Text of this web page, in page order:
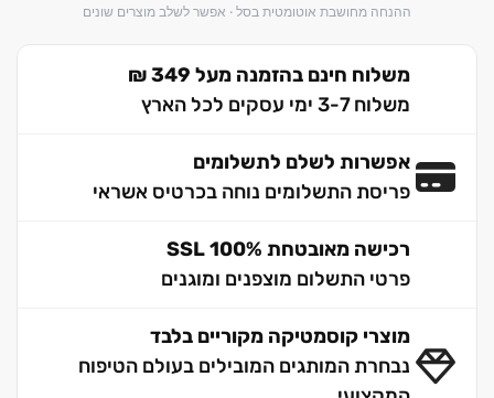
ההנחה מחושבת אוטומטית בסל · אפשר לשלב מוצרים שונים
משלוח חינם בהזמנה מעל 349 ₪
משלוח 3-7 ימי עסקים לכל הארץ
אפשרות לשלם לתשלומים
פריסת התשלומים נוחה בכרטיס אשראי
רכישה מאובטחת 100% SSL
פרטי התשלום מוצפנים ומוגנים
מוצרי קוסמטיקה מקוריים בלבד
נבחרת המותגים המובילים בעולם הטיפוח